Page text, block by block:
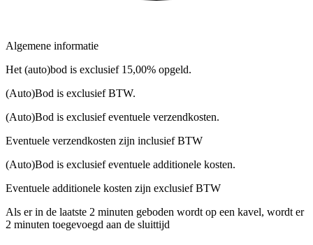
Algemene informatie
Het (auto)bod is exclusief 15,00% opgeld.
(Auto)Bod is exclusief BTW.
(Auto)Bod is exclusief eventuele verzendkosten.
Eventuele verzendkosten zijn inclusief BTW
(Auto)Bod is exclusief eventuele additionele kosten.
Eventuele additionele kosten zijn exclusief BTW
Als er in de laatste 2 minuten geboden wordt op een kavel, wordt er
2 minuten toegevoegd aan de sluittijd